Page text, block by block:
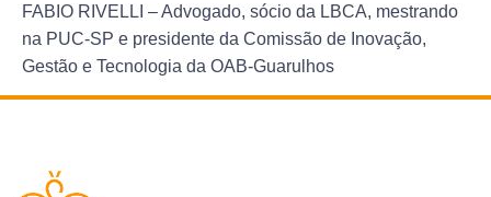
FABIO RIVELLI – Advogado, sócio da LBCA, mestrando
na PUC-SP e presidente da Comissão de Inovação,
Gestão e Tecnologia da OAB-Guarulhos